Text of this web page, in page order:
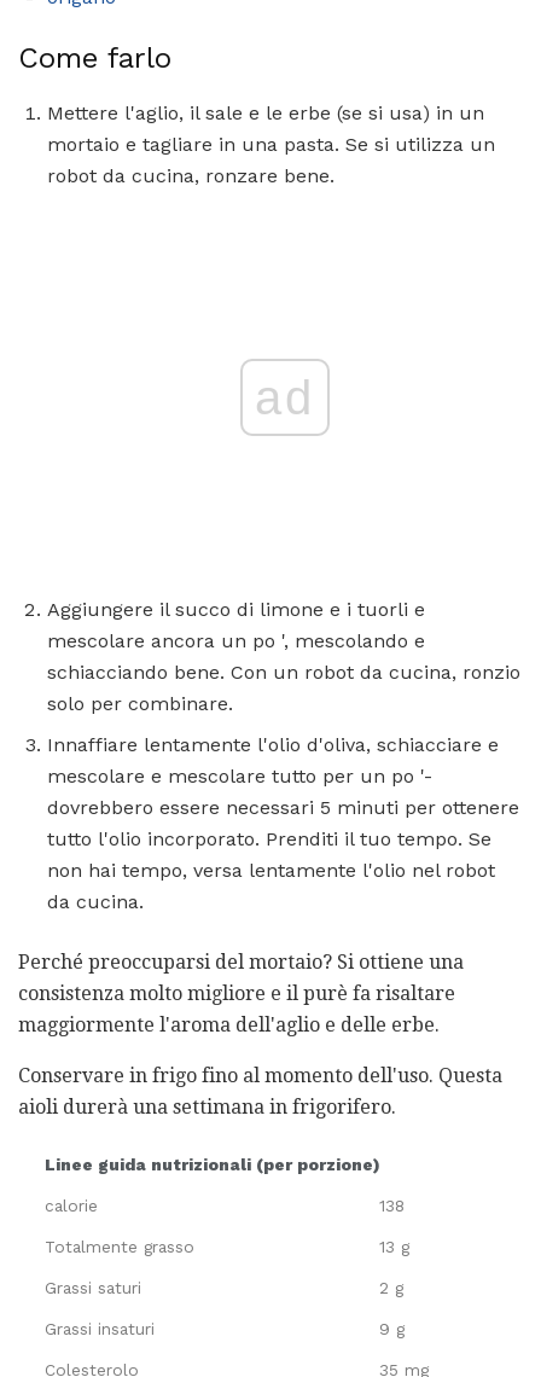
Come farlo
Mettere l'aglio, il sale e le erbe (se si usa) in un
mortaio e tagliare in una pasta. Se si utilizza un
robot da cucina, ronzare bene.
ad
Aggiungere il succo di limone e i tuorli e
mescolare ancora un po ', mescolando e
schiacciando bene. Con un robot da cucina, ronzio
solo per combinare.
Innaffiare lentamente l'olio d'oliva, schiacciare e
mescolare e mescolare tutto per un po '-
dovrebbero essere necessari 5 minuti per ottenere
tutto l'olio incorporato. Prenditi il ​​tuo tempo. Se
non hai tempo, versa lentamente l'olio nel robot
da cucina.
Perché preoccuparsi del mortaio? Si ottiene una
consistenza molto migliore e il purè fa risaltare
maggiormente l'aroma dell'aglio e delle erbe.
Conservare in frigo fino al momento dell'uso. Questa
aioli durerà una settimana in frigorifero.
Linee guida nutrizionali (per porzione)
calorie 138
Totalmente grasso 13 g
Grassi saturi 2 g
Grassi insaturi 9 g
Colesterolo 35 mg